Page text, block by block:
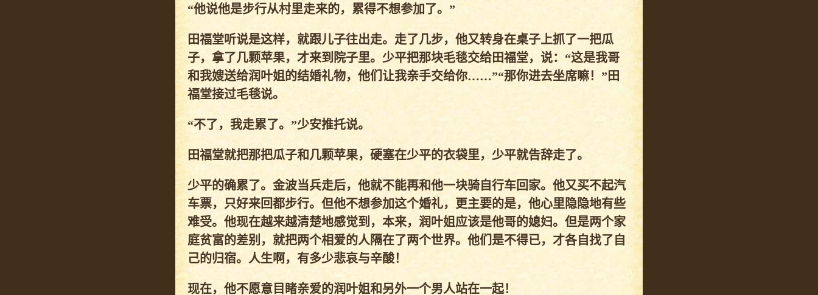
“他说他是步行从村里走来的，累得不想参加了。”
田福堂听说是这样，就跟儿子往出走。走了几步，他又转身在桌子上抓了一把瓜
子，拿了几颗苹果，才来到院子里。少平把那块毛毯交给田福堂，说：“这是我哥
和我嫂送给润叶姐的结婚礼物，他们让我亲手交给你……”“那你进去坐席嘛！”田
福堂接过毛毯说。
“不了，我走累了。”少安推托说。
田福堂就把那把瓜子和几颗苹果，硬塞在少平的衣袋里，少平就告辞走了。
少平的确累了。金波当兵走后，他就不能再和他一块骑自行车回家。他又买不起汽
车票，只好来回都步行。但他不想参加这个婚礼，更主要的是，他心里隐隐地有些
难受。他现在越来越清楚地感觉到，本来，润叶姐应该是他哥的媳妇。但是两个家
庭贫富的差别，就把两个相爱的人隔在了两个世界。他们是不得已，才各自找了自
己的归宿。人生啊，有多少悲哀与辛酸！
现在，他不愿意目睹亲爱的润叶姐和另外一个男人站在一起！